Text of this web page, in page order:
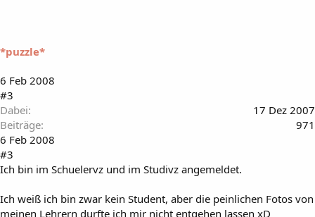
*puzzle*
6 Feb 2008
#3
Dabei
17 Dez 2007
Beiträge
971
6 Feb 2008
#3
Ich bin im Schuelervz und im Studivz angemeldet.
Ich weiß ich bin zwar kein Student, aber die peinlichen Fotos von
meinen Lehrern durfte ich mir nicht entgehen lassen xD